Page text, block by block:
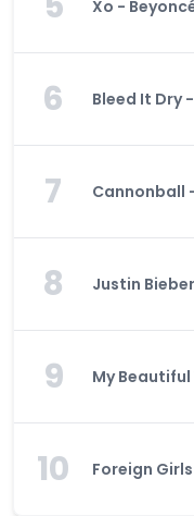
Xo -
6 Bleed It Dry
7 Cannonball
8 Justin
9 My
10 Foreign